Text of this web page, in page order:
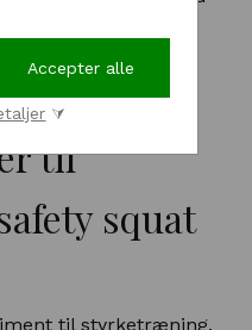
Så bestil
bænke osv. via
til
squat
til styrketræning.
Accepter alle
⮛